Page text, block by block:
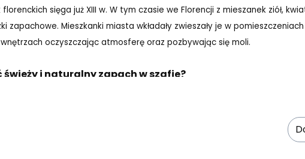
sięga już XIII w. W tym czasie we Florencji z mieszanek ziół,
zapachowe. Mieszkanki miasta wkładały zwieszały je w
wnętrzach oczyszczając atmosferę oraz pozbywając się moli.
i naturalny zapach w szafie?
szafie nadadzą świeżość i delikatność przechowywanym w niej ubraniom